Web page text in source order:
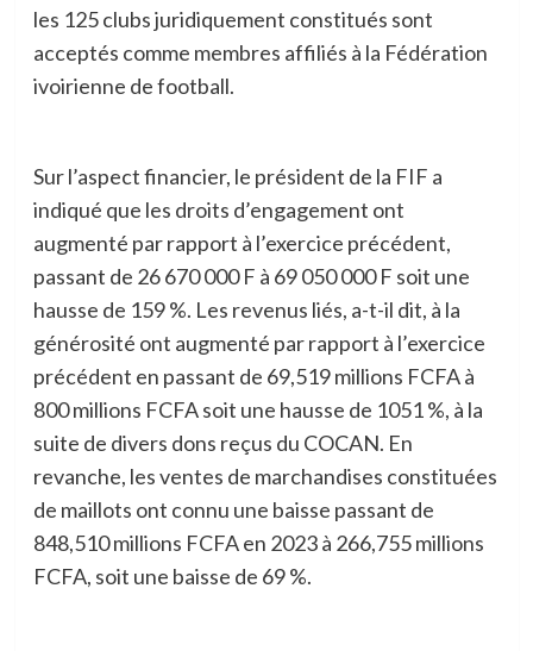
les 125 clubs juridiquement constitués sont
acceptés comme membres affiliés à la Fédération
ivoirienne de football.
Sur l’aspect financier, le président de la FIF a
indiqué que les droits d’engagement ont
augmenté par rapport à l’exercice précédent,
passant de 26 670 000 F à 69 050 000 F soit une
hausse de 159 %. Les revenus liés, a-t-il dit, à la
générosité ont augmenté par rapport à l’exercice
précédent en passant de 69,519 millions FCFA à
800 millions FCFA soit une hausse de 1051 %, à la
suite de divers dons reçus du COCAN. En
revanche, les ventes de marchandises constituées
de maillots ont connu une baisse passant de
848,510 millions FCFA en 2023 à 266,755 millions
FCFA, soit une baisse de 69 %.